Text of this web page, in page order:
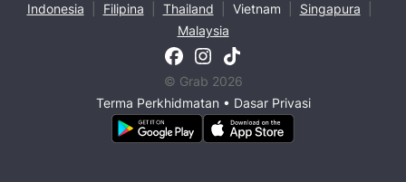
Indonesia Filipina Thailand Vietnam Singapura
Malaysia
© Grab 2026
Terma Perkhidmatan• Dasar Privasi